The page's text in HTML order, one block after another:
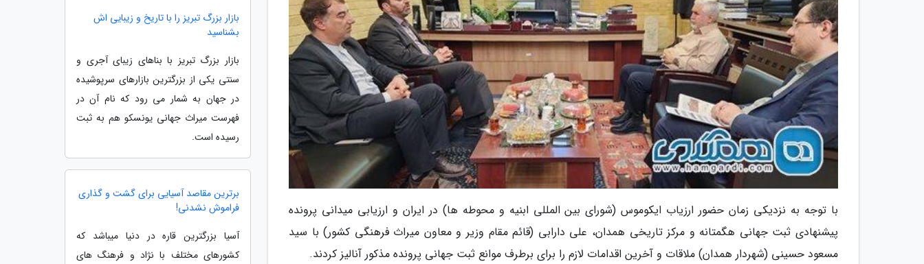
با توجه به نزدیکی زمان حضور ارزیاب ایکوموس (شورای بین المللی ابنیه و محوطه ها) در ایران و ارزیابی میدانی پرونده
پیشنهادی ثبت جهانی هگمتانه و مرکز تاریخی همدان، علی دارابی (قائم مقام وزیر و معاون میراث فرهنگی کشور) با سید
مسعود حسینی (شهردار همدان) ملاقات و آخرین اقدامات لازم را برای برطرف موانع ثبت جهانی پرونده مذکور آنالیز کردند.
بازار بزرگ تبریز را با تاریخ و زیبایی اش
بشناسید
بازار بزرگ تبریز با بناهای زیبای آجری و
سنتی یکی از بزرگترین بازارهای سرپوشیده
در جهان به شمار می رود که نام آن در
فهرست میراث جهانی یونسکو هم به ثبت
رسیده است.
برترین مقاصد آسیایی برای گشت و گذاری
فراموش نشدنی!
آسیا بزرگترین قاره در دنیا میباشد که
کشورهای مختلف با نژاد و فرهنگ های